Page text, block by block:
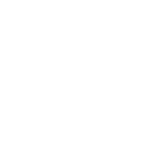
в Марьиной Горке